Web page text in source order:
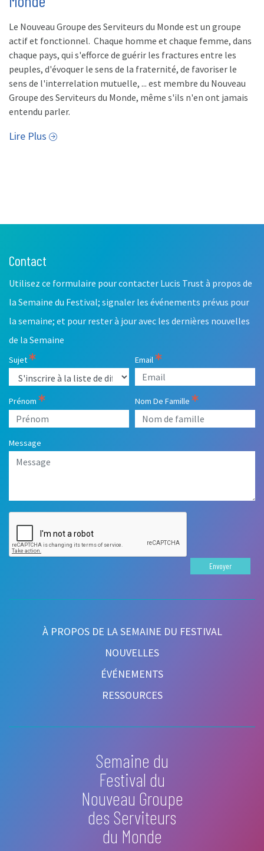
Le Nouveau Groupe des Serviteurs du Monde est un groupe
actif et fonctionnel. Chaque homme et chaque femme, dans
chaque pays, qui s'efforce de guérir les fractures entre les
peuples, d'évoquer le sens de la fraternité, de favoriser le
sens de l'interrelation mutuelle, ... est membre du Nouveau
Groupe des Serviteurs du Monde, même s'ils n'en ont jamais
entendu parler.
Lire Plus
Semaine du
Festival du
Nouveau Groupe
des Serviteurs
du Monde
À PROPOS DE LA SEMAINE DU FESTIVAL
NOUVELLES
ÉVÉNEMENTS
RESSOURCES
Leave
field
Contact
Utilisez ce formulaire pour contacter Lucis Trust à propos de
la Semaine du Festival; signaler les événements prévus pour
la semaine; et pour rester à jour avec les dernières nouvelles
de la Semaine
Sujet Email
Prénom Nom De Famille
Message
Envoyer